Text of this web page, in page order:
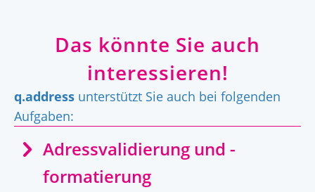
Das könnte Sie auch
interessieren!
q.address unterstützt Sie auch bei folgenden
Aufgaben:
Adressvalidierung und -
formatierung